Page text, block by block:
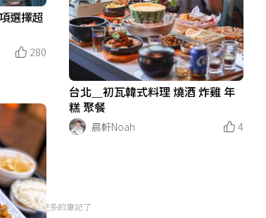
選擇超
280
台北＿初瓦韓式料理 燒酒 炸雞 年
糕 聚餐
晨軒Noah
4
沒有更多的筆記了